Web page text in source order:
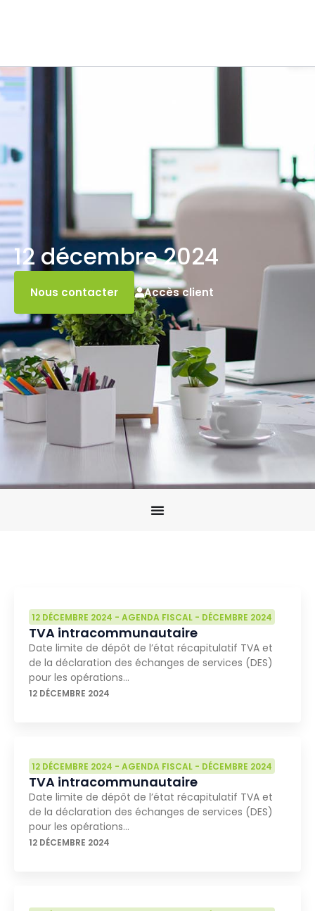
12 décembre 2024
Nous contacter Accès client
12 DÉCEMBRE 2024 - AGENDA FISCAL - DÉCEMBRE 2024
TVA intracommunautaire
Date limite de dépôt de l’état récapitulatif TVA et
de la déclaration des échanges de services (DES)
pour les opérations…
12 DÉCEMBRE 2024
12 DÉCEMBRE 2024 - AGENDA FISCAL - DÉCEMBRE 2024
TVA intracommunautaire
Date limite de dépôt de l’état récapitulatif TVA et
de la déclaration des échanges de services (DES)
pour les opérations…
12 DÉCEMBRE 2024